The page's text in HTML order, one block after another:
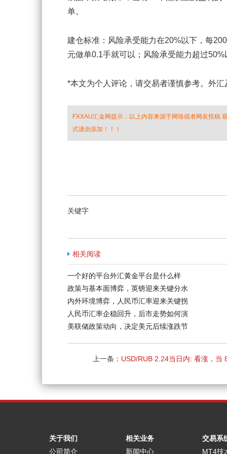
单。
建仓标准：风险承受能力在20%以下，每
元做单0.1手就可以；风险承受能力超过
*本文为个人评论，请交易者谨慎参考。外
FXXAU汇金网提示：以上内容来源于网络或者网友投稿
式请勿添加！！！
关键字
相关阅读
一个好的平台外汇黄金平台是什么样
政策与基本面博弈，英镑迎来关键分水
内外环境博弈，人民币汇率迎来关键拐
人民币汇率企稳回升，后市走势如何演
美联储政策动向，决定美元后续涨跌节
上一条： USD/RUB 2.24当日内: 看涨，当
为支撑位，目标定在82.852
关于我们
公司简介
相关业务
新闻中心
交易系
MT4技